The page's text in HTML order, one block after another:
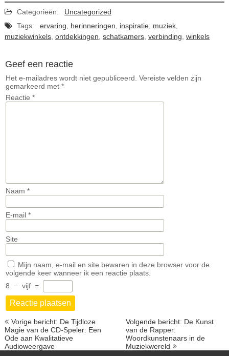
Categorieën:
Uncategorized
Tags:
ervaring herinneringen inspiratie, muziek,
muziekwinkels, ontdekkingen schatkamers, verbinding winkels
Geef een reactie
Het e-mailadres wordt niet gepubliceerd. Vereiste velden zijn
gemarkeerd met *
Reactie *
Naam *
E-mail *
Site
Mijn naam, e-mail en site bewaren in deze browser voor de
volgende keer wanneer ik een reactie plaats.
8 − vijf =
Berichtnavigatie
Vorige bericht: De Tijdloze
Magie van de CD-Speler: Een
Ode aan Kwalitatieve
Audioweergave
Volgende bericht: De Kunst
van de Rapper:
Woordkunstenaars in de
Muziekwereld